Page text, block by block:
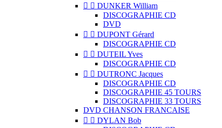
  DUNKER William
DISCOGRAPHIE CD
DVD
  DUPONT Gérard
DISCOGRAPHIE CD
  DUTEIL Yves
DISCOGRAPHIE CD
  DUTRONC Jacques
DISCOGRAPHIE CD
DISCOGRAPHIE 45 TOURS
DISCOGRAPHIE 33 TOURS
DVD CHANSON FRANCAISE
  DYLAN Bob